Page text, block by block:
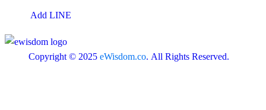
Add LINE
Copyright © 2025 eWisdom.co. All Rights Reserved.